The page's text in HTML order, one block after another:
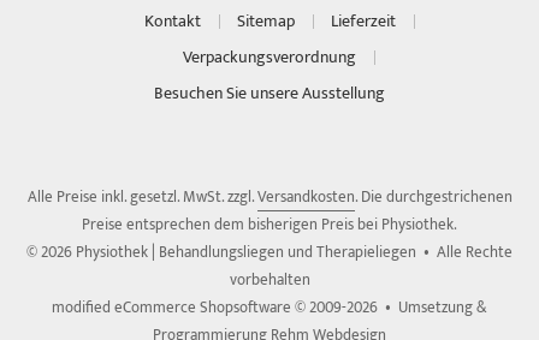
Kontakt
Sitemap
Lieferzeit
Verpackungsverordnung
Besuchen Sie unsere Ausstellung
Alle Preise inkl. gesetzl. MwSt. zzgl.Versandkosten. Die durchgestrichenen
Preise entsprechen dem bisherigen Preis bei Physiothek.
© 2026 Physiothek | Behandlungsliegen und Therapieliegen • Alle Rechte
vorbehalten
modified eCommerce Shopsoftware © 2009-2026 • Umsetzung &